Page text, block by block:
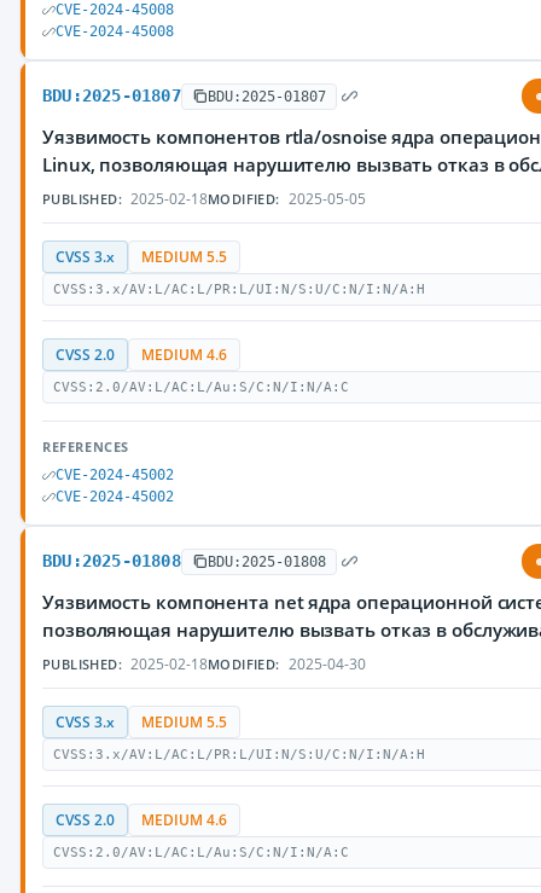
CVE-2024-45008
CVE-2024-45008
BDU:2025-01807 BDU:2025-01807
Уязвимость компонентов rtla/osnoise ядра
Linux, позволяющая нарушителю вызвать отказ в
PUBLISHED: 2025-02-18MODIFIED: 2025-05-05
CVSS 3.x MEDIUM 5.5
CVSS:3.x/AV:L/AC:L/PR:L/UI:N/S:U/C:N/I:N/A:H
CVSS 2.0 MEDIUM 4.6
CVSS:2.0/AV:L/AC:L/Au:S/C:N/I:N/A:C
REFERENCES
CVE-2024-45002
CVE-2024-45002
BDU:2025-01808 BDU:2025-01808
Уязвимость компонента net ядра операционной
позволяющая нарушителю вызвать отказ в
PUBLISHED: 2025-02-18MODIFIED: 2025-04-30
CVSS 3.x MEDIUM 5.5
CVSS:3.x/AV:L/AC:L/PR:L/UI:N/S:U/C:N/I:N/A:H
CVSS 2.0 MEDIUM 4.6
CVSS:2.0/AV:L/AC:L/Au:S/C:N/I:N/A:C